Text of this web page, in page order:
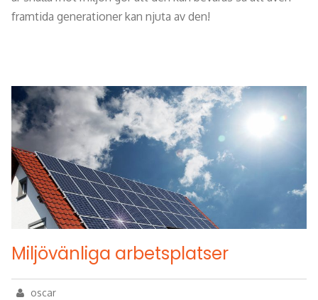
framtida generationer kan njuta av den!
Miljövänliga arbetsplatser
oscar